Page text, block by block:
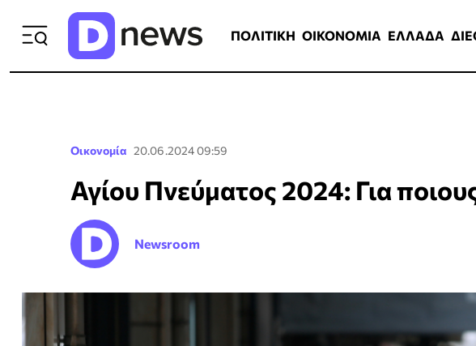
ΠΟΛΙΤΙΚΗ ΟΙΚΟΝΟΜΙΑ ΕΛΛΑΔΑ
Οικονομία 20.06.2024 09:59
Αγίου Πνεύματος 2024: Για ποιους
Newsroom